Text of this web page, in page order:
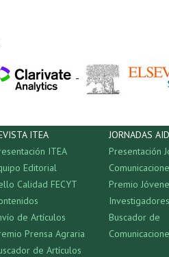
-
ITEA
ITEA
Editorial
Calidad FECYT
de Artículos
Prensa Agraria
de Artículos
JORNADAS
Presentación
Premio
Investigadores
Buscador de